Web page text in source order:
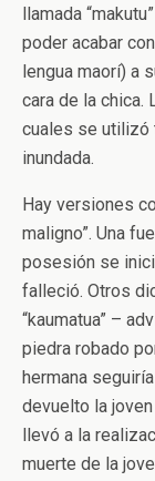
llamada
poder acabar
lengua maorí) a
cara de la chica.
cuales se utilizó
inundada.
Hay versiones
maligno”. Una
posesión se
falleció. Otros
“kaumatua” –
piedra robado
hermana
devuelto la
llevó a la
muerte de la